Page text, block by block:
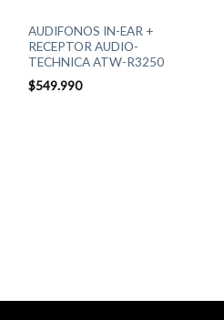
AUDIFONOS IN-EAR +
RECEPTOR AUDIO-
TECHNICA ATW-R3250
$549.990